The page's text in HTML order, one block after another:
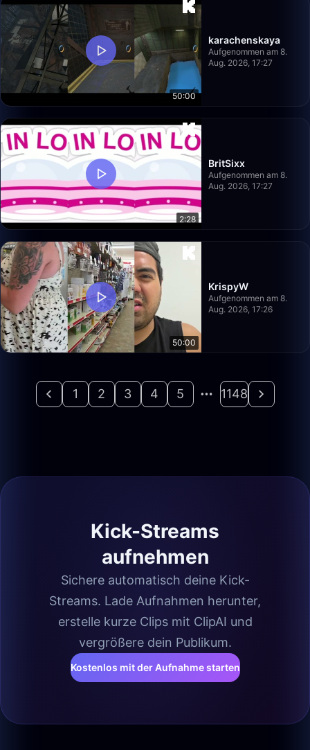
50:00
karachenskaya
Aufgenommen am 8.
Aug. 2026, 17:27
2:28
BritSixx
Aufgenommen am 8.
Aug. 2026, 17:27
50:00
KrispyW
Aufgenommen am 8.
Aug. 2026, 17:26
1 2 3 4 5 1148
Kick-Streams
aufnehmen
Sichere automatisch deine Kick-
Streams. Lade Aufnahmen herunter,
erstelle kurze Clips mit ClipAI und
vergrößere dein Publikum.
Kostenlos mit der Aufnahme starten